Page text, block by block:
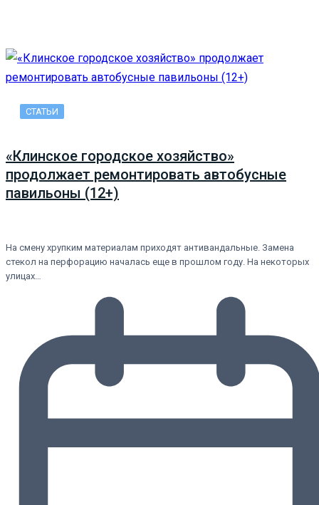
СТАТЬИ
«Клинское городское хозяйство»
продолжает ремонтировать автобусные
павильоны (12+)
На смену хрупким материалам приходят антивандальные. Замена
стекол на перфорацию началась еще в прошлом году. На некоторых
улицах…